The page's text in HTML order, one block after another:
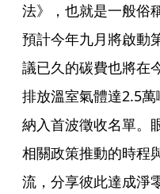
法》，也就是一般俗
預計今年九月將啟動
議已久的碳費也將在
排放溫室氣體達2.5
納入首波徵收名單。
相關政策推動的時程
流，分享彼此達成淨